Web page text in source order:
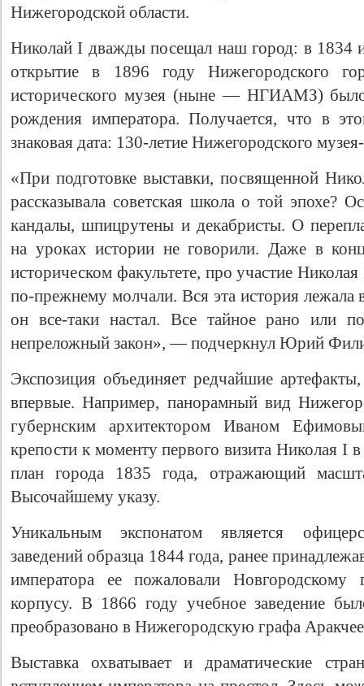
Нижегородской области.
Николай I дважды посещал наш город: в 1834
открытие в 1896 году Нижегородского
исторического музея (ныне — НГИАМЗ)
рождения императора. Получается, что в
знаковая дата: 130-летие Нижегородского
«При подготовке выставки, посвященной
рассказывала советская школа о той эпохе?
кандалы, шпицрутены и декабристы. О
на уроках истории не говорили. Даже в
историческом факультете, про участие
по-прежнему молчали. Вся эта история лежала
он все-таки настал. Все тайное рано или
непреложный закон», — подчеркнул Юрий
Экспозиция объединяет редчайшие
впервые. Например, панорамный вид
губернским архитектором Иваном
крепости к моменту первого визита Николая I
план города 1835 года, отражающий
Высочайшему указу.
Уникальным экспонатом является
заведений образца 1844 года, ранее
императора ее пожаловали Новгородскому
корпусу. В 1866 году учебное заведение
преобразовано в Нижегородскую графа
Выставка охватывает и драматические